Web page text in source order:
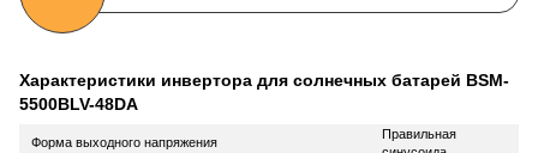
Характеристики инвертора для солнечных батарей BSM-
5500BLV-48DA
Форма выходного напряжения
Правильная